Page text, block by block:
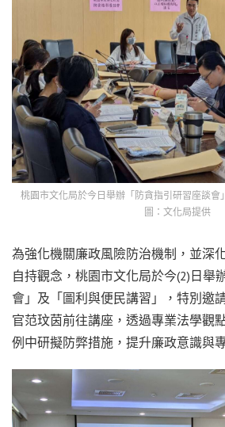
桃園市文化局於今日舉辦「防貪指引研習座談會
圖：文化局提供
為強化機關廉政風險防治機制，並深
自持觀念，桃園市文化局於今(2)日舉
會」及「圖利與便民講習」，特別邀
官范玟茵前往講座，透過專業法學觀
例中研擬防弊措施，提升廉政意識與